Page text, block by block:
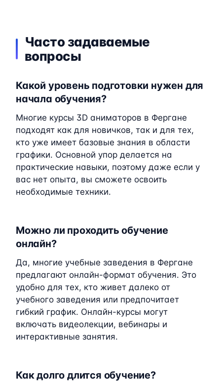
Часто задаваемые
вопросы
Какой уровень подготовки нужен для
начала обучения?
Многие курсы 3D аниматоров в Фергане
подходят как для новичков, так и для тех,
кто уже имеет базовые знания в области
графики. Основной упор делается на
практические навыки, поэтому даже если у
вас нет опыта, вы сможете освоить
необходимые техники.
Можно ли проходить обучение
онлайн?
Да, многие учебные заведения в Фергане
предлагают онлайн-формат обучения. Это
удобно для тех, кто живет далеко от
учебного заведения или предпочитает
гибкий график. Онлайн-курсы могут
включать видеолекции, вебинары и
интерактивные занятия.
Как долго длится обучение?